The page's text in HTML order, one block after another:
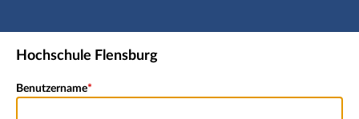
Hauptnavigation
Freier Zugang
Fußzeile
Hochschule Flensburg
Benutzername